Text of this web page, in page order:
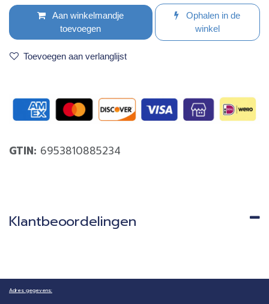
Aan winkelmandje
toevoegen
Ophalen in de
winkel
Toevoegen aan verlanglijst
GTIN: 6953810885234
Klantbeoordelingen
Adres gegevens: